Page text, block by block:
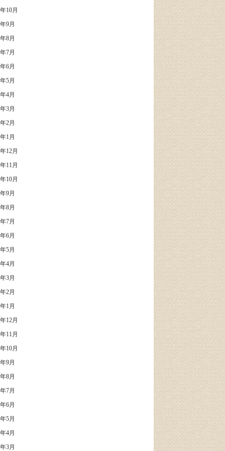
10月
9月
8月
7月
6月
5月
4月
3月
2月
1月
12月
11月
10月
9月
8月
7月
6月
5月
4月
3月
2月
1月
12月
11月
10月
9月
8月
7月
6月
5月
4月
3月